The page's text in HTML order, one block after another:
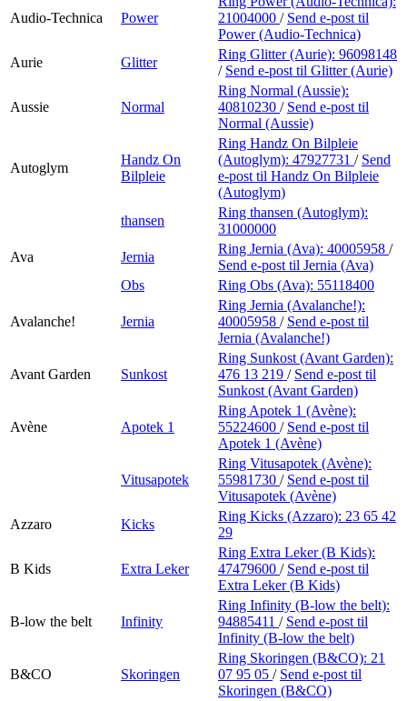
Audio-Technica Power
21004000 / Send e-post til
Power (Audio-Technica)
Aurie
Glitter
Ring Glitter (Aurie): 96098148
/ Send e-post til Glitter (Aurie)
Aussie Normal
Ring Normal (Aussie):
40810230 / Send e-post til
Normal (Aussie)
Autoglym
Handz On
Bilpleie
Ring Handz On Bilpleie
(Autoglym): 47927731 / Send
e-post til Handz On Bilpleie
(Autoglym)
thansen
Ring thansen (Autoglym):
31000000
Ava
Jernia
Ring Jernia (Ava): 40005958 /
Send e-post til Jernia (Ava)
Obs
Ring Obs (Ava): 55118400
Avalanche! Jernia
Ring Jernia (Avalanche!):
40005958 / Send e-post til
Jernia (Avalanche!)
Avant Garden Sunkost
Ring Sunkost (Avant Garden):
476 13 219 / Send e-post til
Sunkost (Avant Garden)
Avène Apotek 1
Ring Apotek 1 (Avène):
55224600 / Send e-post til
Apotek 1 (Avène)
Vitusapotek
Ring Vitusapotek (Avène):
55981730 / Send e-post til
Vitusapotek (Avène)
Azzaro
Kicks
Ring Kicks (Azzaro): 23 65 42
29
B Kids Extra Leker
Ring Extra Leker (B Kids):
47479600 / Send e-post til
Extra Leker (B Kids)
B-low the belt Infinity
Ring Infinity (B-low the belt):
94885411 / Send e-post til
Infinity (B-low the belt)
B&CO Skoringen
Ring Skoringen (B&CO): 21
07 95 05 / Send e-post til
Skoringen (B&CO)